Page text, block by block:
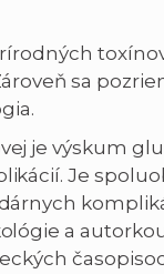
sa
je výskum
Je
a